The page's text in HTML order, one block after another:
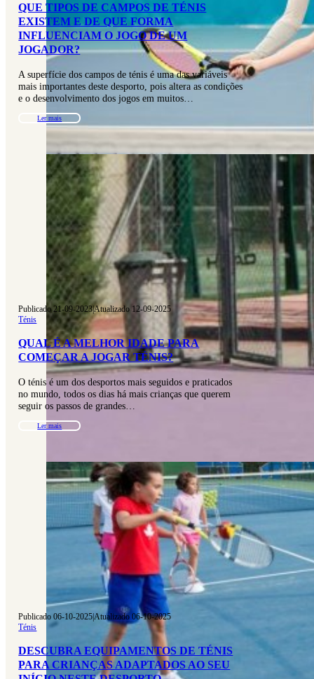
QUE TIPOS DE CAMPOS DE TÉNIS
EXISTEM E DE QUE FORMA
INFLUENCIAM O JOGO DE UM
JOGADOR?
A superfície dos campos de ténis é uma das variáveis
mais importantes deste desporto, pois altera as condições
e o desenvolvimento dos jogos em muitos…
Ler mais
Publicado 21-09-2023|Atualizado 12-09-2025
Ténis
QUAL É A MELHOR IDADE PARA
COMEÇAR A JOGAR TÉNIS?
O ténis é um dos desportos mais seguidos e praticados
no mundo, todos os dias há mais crianças que querem
seguir os passos de grandes…
Ler mais
Publicado 06-10-2025|Atualizado 06-10-2025
Ténis
DESCUBRA EQUIPAMENTOS DE TÉNIS
PARA CRIANÇAS ADAPTADOS AO SEU